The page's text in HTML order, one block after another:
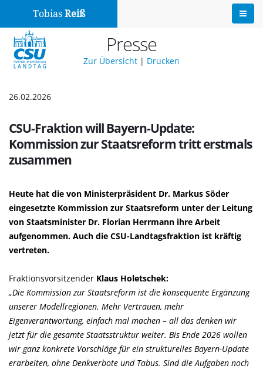
Tobias Reiß
Presse
Zur Übersicht | Drucken
26.02.2026
CSU-Fraktion will Bayern-Update:
Kommission zur Staatsreform tritt erstmals
zusammen
Heute hat die von Ministerpräsident Dr. Markus Söder
eingesetzte Kommission zur Staatsreform unter der Leitung
von Staatsminister Dr. Florian Herrmann ihre Arbeit
aufgenommen. Auch die CSU-Landtagsfraktion ist kräftig
vertreten.
Fraktionsvorsitzender Klaus Holetschek:
Die Kommission zur Staatsreform ist die konsequente Ergänzung
unserer Modellregionen. Mehr Vertrauen, mehr
Eigenverantwortung, einfach mal machen – all das denken wir
jetzt für die gesamte Staatsstruktur weiter. Bis Ende 2026 wollen
wir ganz konkrete Vorschläge für ein strukturelles Bayern-Update
erarbeiten, ohne Denkverbote und Tabus. Sind die Aufgaben noch